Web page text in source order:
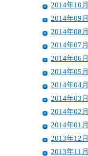
2014年10月
2014年09月
2014年08月
2014年07月
2014年06月
2014年05月
2014年04月
2014年03月
2014年02月
2014年01月
2013年12月
2013年11月